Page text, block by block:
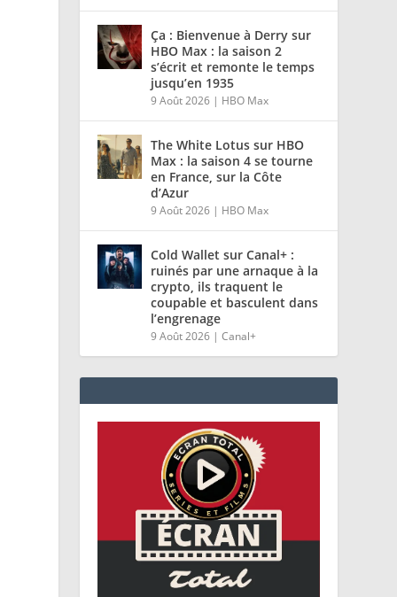
Ça : Bienvenue à Derry sur
HBO Max : la saison 2
s’écrit et remonte le temps
jusqu’en 1935
9 Août 2026 | HBO Max
The White Lotus sur HBO
Max : la saison 4 se tourne
en France, sur la Côte
d’Azur
9 Août 2026 | HBO Max
Cold Wallet sur Canal+ :
ruinés par une arnaque à la
crypto, ils traquent le
coupable et basculent dans
l’engrenage
9 Août 2026 |Canal+